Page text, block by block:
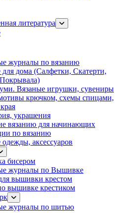
литература
журналы по вязанию
для дома (Салфетки, Скатерти,
Вязаные игрушки, сувениры
крючком, схемы спицами,
украшения
вязанию для начинающих
по вязанию
одежды, аксессуаров
бисером
журналы по Вышивке
вышивки крестом
вышивке крестиком
журналы по шитью